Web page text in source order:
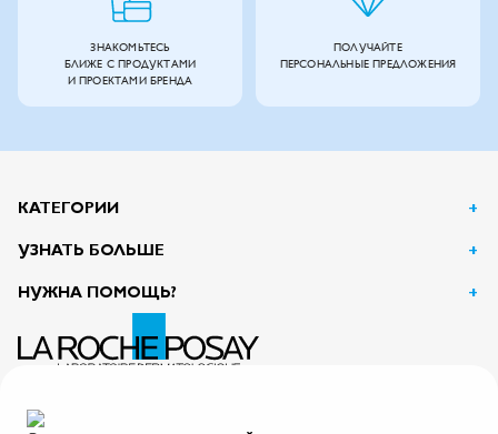
ЗНАКОМЬТЕСЬ
БЛИЖЕ С ПРОДУКТАМИ
И ПРОЕКТАМИ БРЕНДА
ПОЛУЧАЙТЕ
ПЕРСОНАЛЬНЫЕ ПРЕДЛОЖЕНИЯ
КАТЕГОРИИ
УЗНАТЬ БОЛЬШЕ
НУЖНА ПОМОЩЬ?
125047, г. Москва, вн.тер.г. муниципальный округ Тверской, пл. Тверская Застава, дом 4